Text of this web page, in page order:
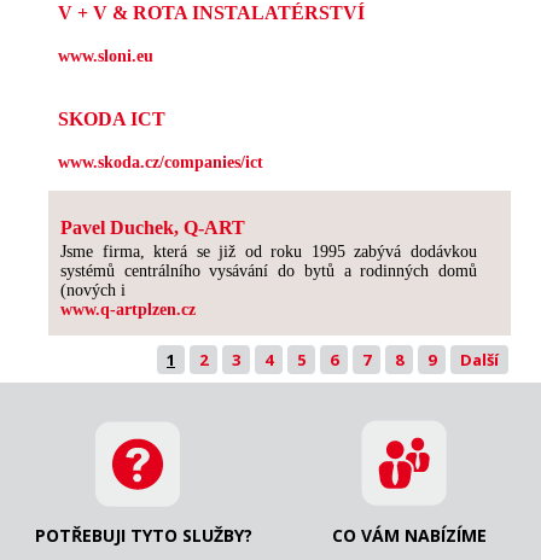
V + V & ROTA INSTALATÉRSTVÍ
www.sloni.eu
SKODA ICT
www.skoda.cz/companies/ict
Pavel Duchek, Q-ART
Jsme firma, která se již od roku 1995 zabývá dodávkou
systémů centrálního vysávání do bytů a rodinných domů
(nových i
www.q-artplzen.cz
1 2 3 4 5 6 7 8 9 Další
POTŘEBUJI TYTO SLUŽBY? CO VÁM NABÍZÍME